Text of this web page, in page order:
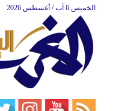
الخميس 6 آب / أغسطس 2026